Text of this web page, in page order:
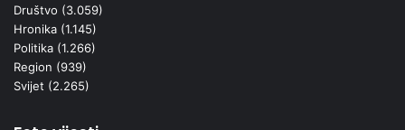
Društvo (3.059)
Hronika (1.145)
Politika (1.266)
Region (939)
Svijet (2.265)